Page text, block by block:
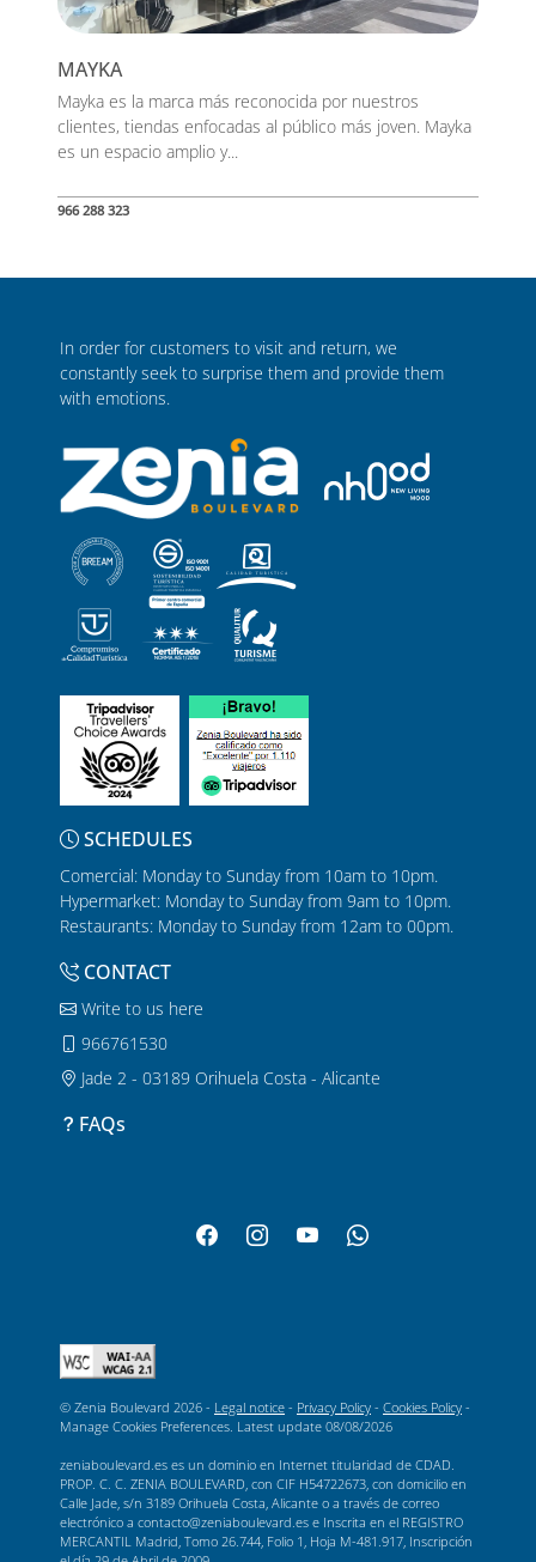
MAYKA
Mayka es la marca más reconocida por nuestros
clientes, tiendas enfocadas al público más joven. Mayka
es un espacio amplio y...
966 288 323
In order for customers to visit and return, we
constantly seek to surprise them and provide them
with emotions.
SCHEDULES
Comercial: Monday to Sunday from 10am to 10pm.
Hypermarket: Monday to Sunday from 9am to 10pm.
Restaurants: Monday to Sunday from 12am to 00pm.
CONTACT
Write to us here
966761530
Jade 2 - 03189 Orihuela Costa - Alicante
FAQs
© Zenia Boulevard 2026 - Legal notice - Privacy Policy - Cookies Policy -
Manage Cookies Preferences . Latest update 08/08/2026
zeniaboulevard.es es un dominio en Internet titularidad de CDAD.
PROP. C. C. ZENIA BOULEVARD, con CIF H54722673, con domicilio en
Calle Jade, s/n 3189 Orihuela Costa, Alicante o a través de correo
electrónico a contacto@zeniaboulevard.es e Inscrita en el REGISTRO
MERCANTIL Madrid, Tomo 26.744, Folio 1, Hoja M-481.917, Inscripción